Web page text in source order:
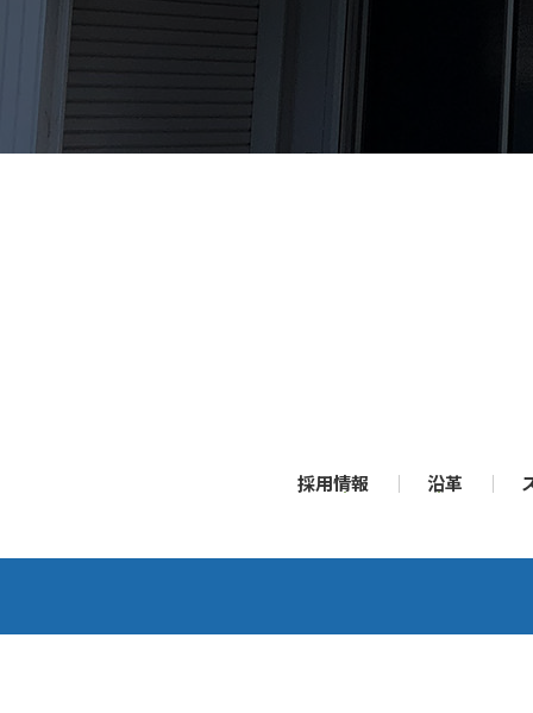
採用情報 沿革